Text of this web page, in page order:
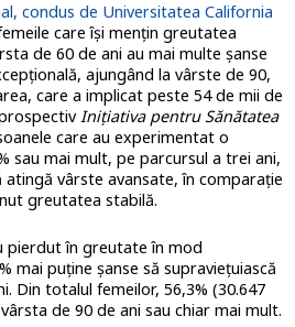
condus de Universitatea California
care își mențin greutatea
de 60 de ani au mai multe șanse
ajungând la vârste de 90,
care a implicat peste 54 de mii de
Inițiativa pentru Sănătatea
care au experimentat o
sau mai mult, pe parcursul a trei ani,
atingă vârste avansate, în comparație
greutatea stabilă.
pierdut în greutate în mod
mai puține șanse să supraviețuiască
Din totalul femeilor, 56,3% (30.647
de 90 de ani sau chiar mai mult.